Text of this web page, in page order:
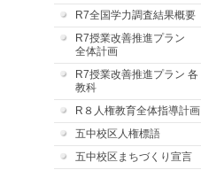
R7全国学力調査結果概要
R7授業改善推進プラン
全体計画
R7授業改善推進プラン 各
教科
R８人権教育全体指導計画
五中校区人権標語
五中校区まちづくり宣言